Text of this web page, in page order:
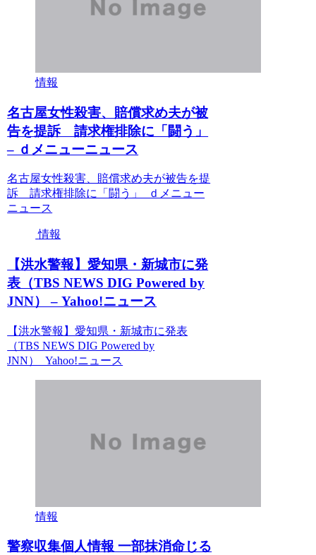
情報
名古屋女性殺害、賠償求め夫が被
告を提訴 請求権排除に「闘う」
– ｄメニューニュース
名古屋女性殺害、賠償求め夫が被告を提
訴 請求権排除に「闘う」 ｄメニュー
ニュース
情報
【洪水警報】愛知県・新城市に発
表（TBS NEWS DIG Powered by
JNN） – Yahoo!ニュース
【洪水警報】愛知県・新城市に発表
（TBS NEWS DIG Powered by
JNN） Yahoo!ニュース
情報
警察収集個人情報 一部抹消命じる